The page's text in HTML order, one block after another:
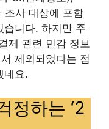
조사 대상에 포함
습니다. 하지만 주
제 관련 민감 정보
제외되었다는 점
네요.
정하는 ‘2